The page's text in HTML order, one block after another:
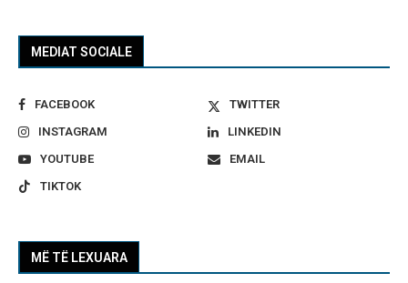
MEDIAT SOCIALE
FACEBOOK
TWITTER
INSTAGRAM
LINKEDIN
YOUTUBE
EMAIL
TIKTOK
MË TË LEXUARA